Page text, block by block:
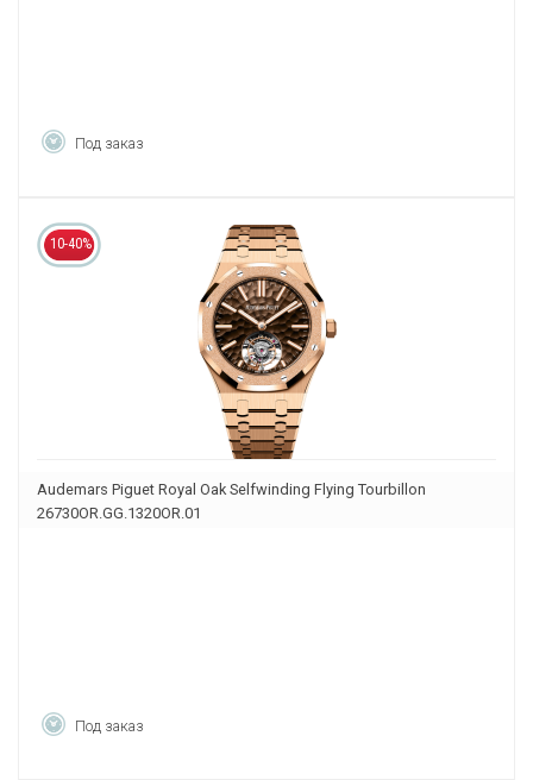
Под заказ
10-40%
Audemars Piguet Royal Oak Selfwinding Flying Tourbillon
26730OR.GG.1320OR.01
Под заказ